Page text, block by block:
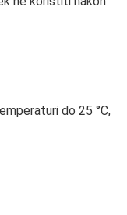
do 25 °C,